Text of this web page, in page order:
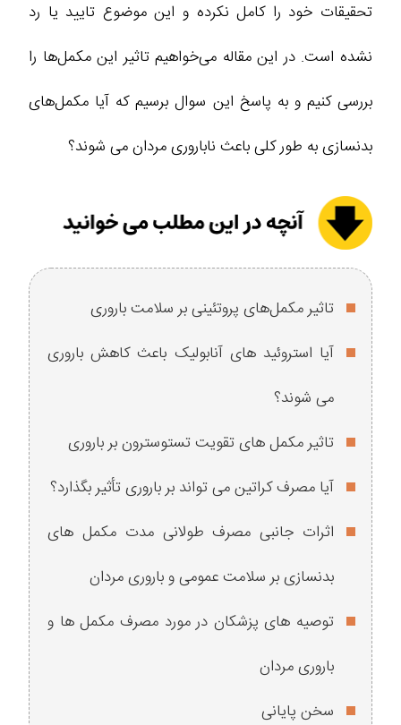
تحقیقات خود را کامل نکرده و این موضوع تایید یا رد
نشده است. در این مقاله می‌خواهیم تاثیر این مکمل‌ها را
بررسی کنیم و به پاسخ این سوال برسیم که آیا مکمل‌های
بدنسازی به طور کلی باعث ناباروری مردان می ‌شوند؟
تاثیر مکمل‌های پروتئینی بر سلامت باروری
آیا استروئید های آنابولیک باعث کاهش باروری
می ‌شوند؟
تاثیر مکمل ‌های تقویت تستوسترون بر باروری
آیا مصرف کراتین می ‌تواند بر باروری تأثیر بگذارد؟
اثرات جانبی مصرف طولانی ‌مدت مکمل‌ های
بدنسازی بر سلامت عمومی و باروری مردان
توصیه‌ های پزشکان در مورد مصرف مکمل‌ ها و
باروری مردان
سخن پایانی